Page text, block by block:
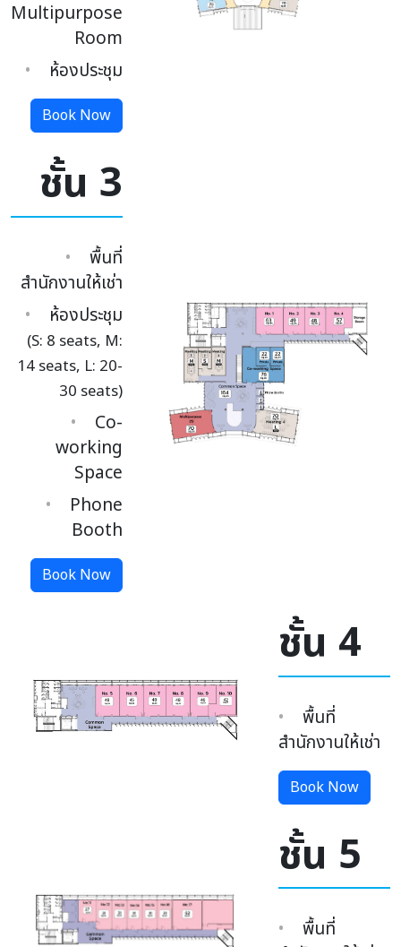
Multipurpose
Room
ห้องประชุม
Book Now
ชั้น 3
พื้นที่
สำนักงานให้เช่า
ห้องประชุม
(S: 8 seats, M:
14 seats, L: 20-
30 seats)
Co-
working
Space
Phone
Booth
Book Now
ชั้น 4
พื้นที่
สำนักงานให้เช่า
Book Now
ชั้น 5
พื้นที่